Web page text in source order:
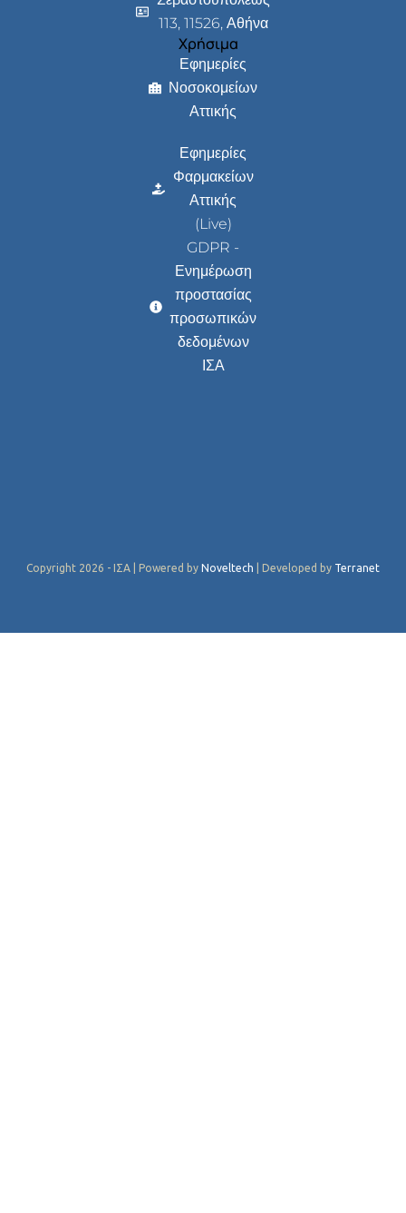
113, 11526, Αθήνα
Χρήσιμα
Εφημερίες
Νοσοκομείων
Αττικής
Εφημερίες
Φαρμακείων
Αττικής
(Live)
GDPR -
Ενημέρωση
προστασίας
προσωπικών
δεδομένων
ΙΣΑ
Copyright 2026 - ΙΣΑ | Powered by Noveltech | Developed by Terranet